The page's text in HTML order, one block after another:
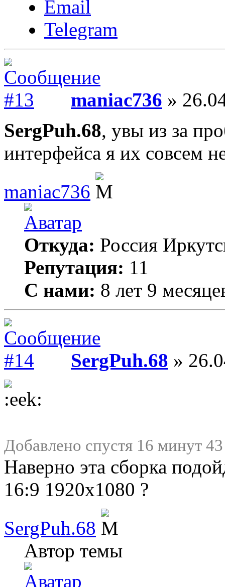
Email
Telegram
maniac736 »
SergPuh.68, увы из за
интерфейса я их совсем
maniac736
Откуда: Россия
Репутация: 11
С нами: 8 лет 9
SergPuh.68 »
Добавлено спустя 16 минут
Наверно эта сборка
16:9 1920x1080 ?
SergPuh.68
Автор темы